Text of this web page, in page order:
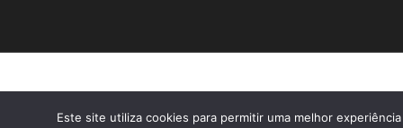
Este site utiliza cookies para permitir uma melhor